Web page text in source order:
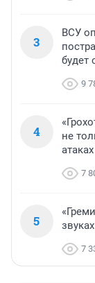
3
ВСУ
будет
9
4
не
атаках
7
5
7